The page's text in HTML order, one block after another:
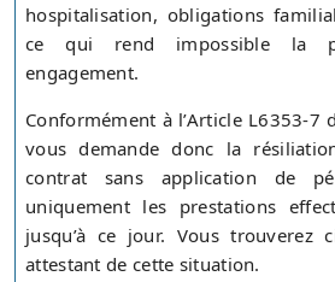
hospitalisation, obligations
ce qui rend impossible la
engagement.
Conformément à l’Article L6353-7
vous demande donc la
contrat sans application de
uniquement les prestations
jusqu’à ce jour. Vous trouverez
attestant de cette situation.